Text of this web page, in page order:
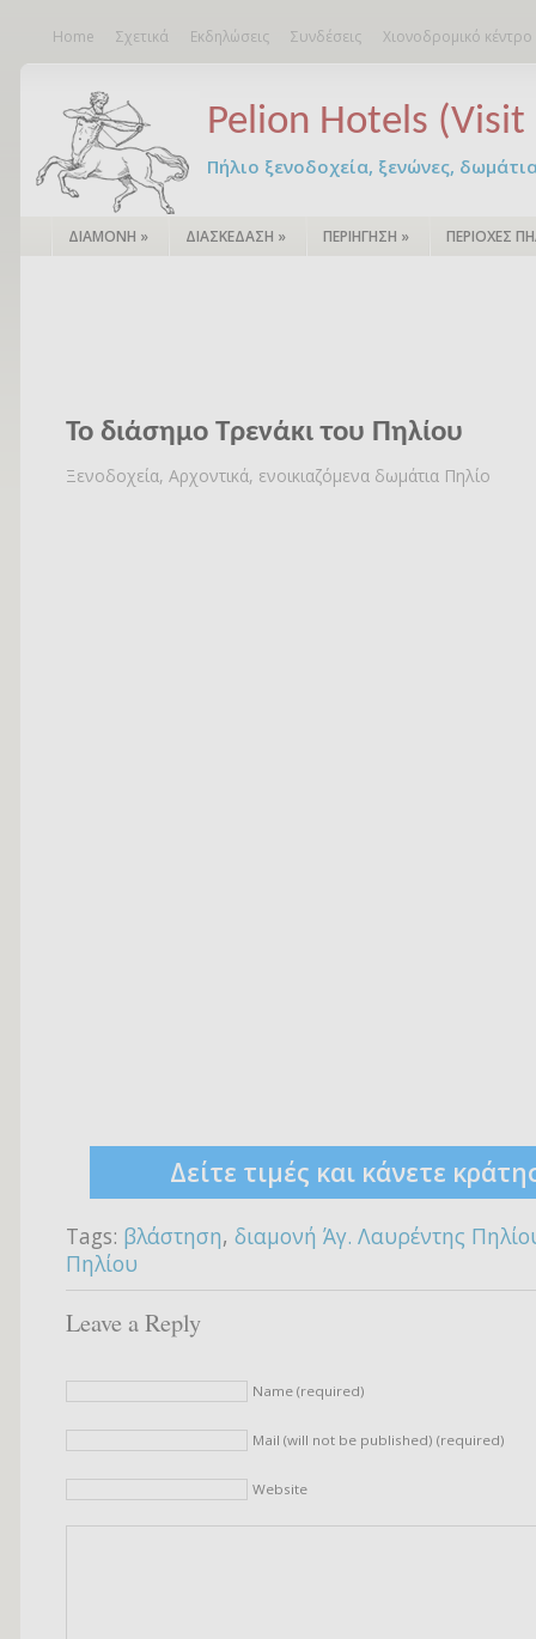
Home Σχετικά Εκδηλώσεις Συνδέσεις Χιονοδρομικό
Pelion Hotels (Visit
Πήλιο ξενοδοχεία, ξενώνες,
ΔΙΑΜΟΝΗ » ΔΙΑΣΚΕΔΑΣΗ » ΠΕΡΙΗΓΗΣΗ » ΠΕΡΙΟΧΕΣ
Το διάσημο Τρενάκι του Πηλίου
Ξενοδοχεία, Αρχοντικά, ενοικιαζόμενα δωμάτια Πηλίο
Δείτε τιμές και κάνετε
Tags: βλάστηση, διαμονή Άγ. Λαυρέντης
Πηλίου
Leave a Reply
Name (required)
Mail (will not be published) (required)
Website